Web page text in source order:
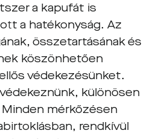
a kapufát is
a hatékonyság. Az
összetartásának és
köszönhetően
védekezésünket.
különösen
mérkőzésen
rendkívül